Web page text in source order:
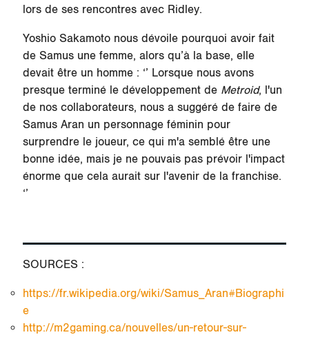
lors de ses rencontres avec Ridley.
Yoshio Sakamoto nous dévoile pourquoi avoir fait
de Samus une femme, alors qu’à la base, elle
devait être un homme : ‘’ Lorsque nous avons
presque terminé le développement de Metroid, l'un
de nos collaborateurs, nous a suggéré de faire de
Samus Aran un personnage féminin pour
surprendre le joueur, ce qui m'a semblé être une
bonne idée, mais je ne pouvais pas prévoir l'impact
énorme que cela aurait sur l'avenir de la franchise.
‘’
SOURCES :
https://fr.wikipedia.org/wiki/Samus_Aran#Biographi
e
http://m2gaming.ca/nouvelles/un-retour-sur-